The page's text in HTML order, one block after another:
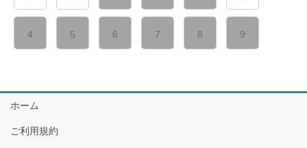
4 5 6 7 8 9
ホーム
ご利用規約